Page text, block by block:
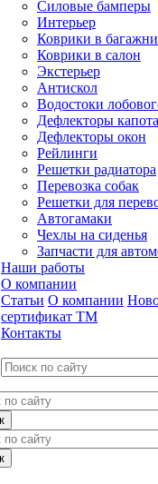
Силовые бамперы
Интерьер
Коврики в
Коврики в салон
Экстерьер
Антискол
Водостоки
Дефлекторы капота
Дефлекторы окон
Рейлинги
Решетки радиатора
Перевозка собак
Решетки для
Автогамаки
Чехлы на сиденья
Запчасти для
Наши работы
О компании
Статьи О компании
сертификат ТМ
Контакты